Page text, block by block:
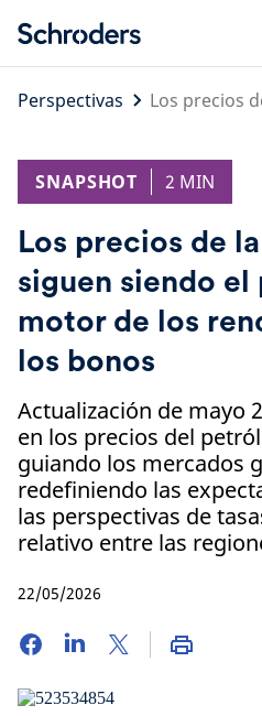
content
Perspectivas
Los precios
SNAPSHOT 2 MIN
Los precios de
siguen siendo
motor de los
los bonos
Actualización de mayo
en los precios del
guiando los mercados
redefiniendo las
las perspectivas de
relativo entre las
22/05/2026